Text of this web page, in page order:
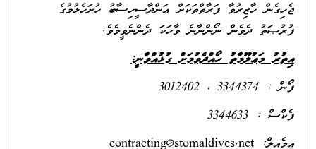
ޖެހިގެން ހާޒިރުވާ ފަރާތްތަކަށް އަންދާސީހިސާބު ހުށަހެޅުމުގެ
ފުރުޞަތު ދެވެން ނޯންނާނެ ވާހަކަ ދެންނެވީމެވެ.
އިތުރު މަޢުލޫމާތު ހޯއްދެވުމަށް ގުޅުއްވާނީ:
ފޯން : 3344374 ، 3012402
ފެކްސް : 3344633
contracting@stomaldives.net
:އީމެއިލް